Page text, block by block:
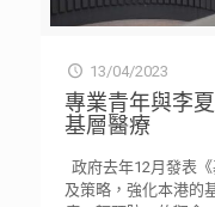
13/04/2023
專業青年與李
基層醫療
政府去年12月發表
及策略，強化本港的